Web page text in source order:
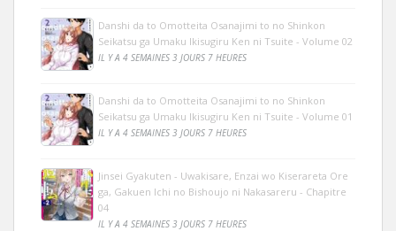
Danshi da to Omotteita Osanajimi to no Shinkon
Seikatsu ga Umaku Ikisugiru Ken ni Tsuite - Volume 02
IL Y A 4 SEMAINES 3 JOURS 7 HEURES
Danshi da to Omotteita Osanajimi to no Shinkon
Seikatsu ga Umaku Ikisugiru Ken ni Tsuite - Volume 01
IL Y A 4 SEMAINES 3 JOURS 7 HEURES
Jinsei Gyakuten - Uwakisare, Enzai wo Kiserareta Ore
ga, Gakuen Ichi no Bishoujo ni Nakasareru - Chapitre
04
IL Y A 4 SEMAINES 3 JOURS 7 HEURES